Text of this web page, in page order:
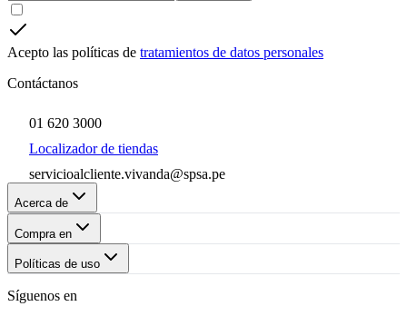
Acepto las políticas de tratamientos de datos personales
Contáctanos
01 620 3000
Localizador de tiendas
servicioalcliente.vivanda@spsa.pe
Acerca de
Compra en
Políticas de uso
Síguenos en